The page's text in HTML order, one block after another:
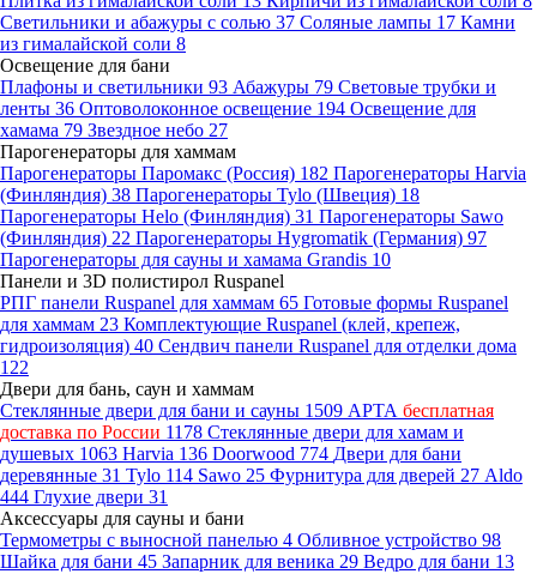
Светильники и абажуры с солью 37 Соляные лампы 17 Камни
из гималайской соли 8
Освещение для бани
Плафоны и светильники 93 Абажуры 79 Световые трубки и
ленты 36 Оптоволоконное освещение 194 Освещение для
хамама 79 Звездное небо 27
Парогенераторы для хаммам
Парогенераторы Паромакс (Россия) 182 Парогенераторы Harvia
(Финляндия) 38 Парогенераторы Tylo (Швеция) 18
Парогенераторы Helo (Финляндия) 31 Парогенераторы Sawo
(Финляндия) 22 Парогенераторы Hygromatik (Германия) 97
Парогенераторы для сауны и хамама Grandis 10
Панели и 3D полистирол Ruspanel
РПГ панели Ruspanel для хаммам 65 Готовые формы Ruspanel
для хаммам 23 Комплектующие Ruspanel (клей, крепеж,
гидроизоляция) 40 Сендвич панели Ruspanel для отделки дома
122
Двери для бань, саун и хаммам
Стеклянные двери для бани и сауны 1509 АРТА бесплатная
доставка по России 1178 Стеклянные двери для хамам и
душевых 1063 Harvia 136 Doorwood 774 Двери для бани
деревянные 31 Tylo 114 Sawo 25 Фурнитура для дверей 27 Aldo
444 Глухие двери 31
Аксессуары для сауны и бани
Термометры с выносной панелью 4 Обливное устройство 98
Шайка для бани 45 Запарник для веника 29 Ведро для бани 13